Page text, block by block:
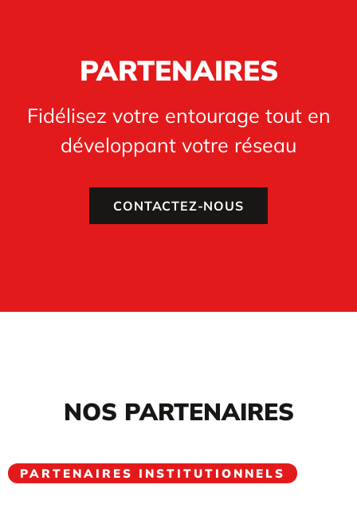
PARTENAIRES
Fidélisez votre entourage tout en
développant votre réseau
CONTACTEZ-NOUS
NOS PARTENAIRES
PARTENAIRES INSTITUTIONNELS